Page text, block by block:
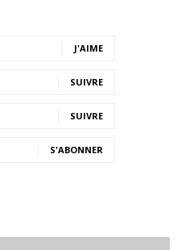
J'AIME
SUIVRE
SUIVRE
S'ABONNER